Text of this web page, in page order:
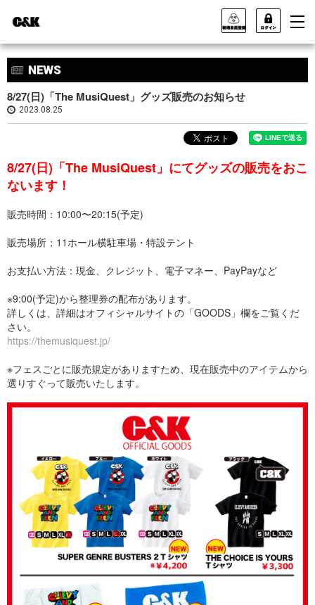
8/27(日)「The MusiQuest」グッズ販売のお知らせ
2023.08.25
8/27(日)「The MusiQuest」にてグッズの販売をおこ
ないます！
販売時間：10:00〜20:15(予定)
販売場所；11ホール横駐車場・特設テント
お支払い方法：現金、クレジット、電子マネー、PayPayなど
※9:00(予定)から整理券の配布があります。
詳しくは、詳細はオフィシャルサイトの「GOODS」欄をご覧くだ
さい。
https://themusiquest.jp/
※フェスごとに販売規定がありますため、現在販売中のアイテムから
選りすぐって販売いたします。